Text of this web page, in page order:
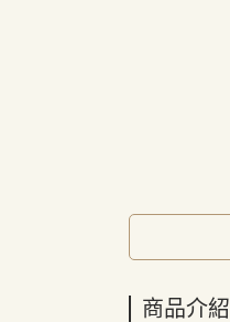
商品介紹